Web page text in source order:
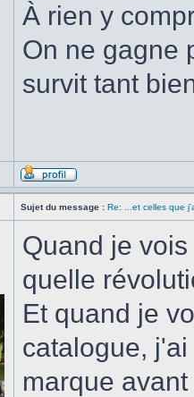
À rien y
On ne gagne
survit tant
Sujet du message : Re: ...et celles que
Quand je
quelle
Et quand je
catalogue,
marque